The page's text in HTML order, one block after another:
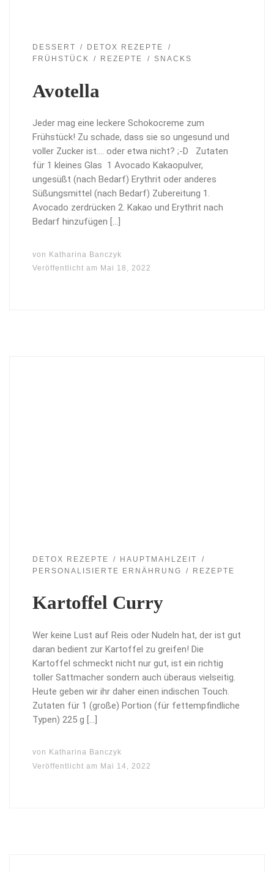
DESSERT
DETOX REZEPTE
FRÜHSTÜCK
REZEPTE SNACKS
Avotella
Jeder mag eine leckere Schokocreme zum
Frühstück! Zu schade, dass sie so ungesund und
voller Zucker ist…. oder etwa nicht? ;-D Zutaten
für 1 kleines Glas 1 Avocado Kakaopulver,
ungesüßt (nach Bedarf) Erythrit oder anderes
Süßungsmittel (nach Bedarf) Zubereitung 1.
Avocado zerdrücken 2. Kakao und Erythrit nach
Bedarf hinzufügen […]
von Katharina Banczyk
Veröffentlicht am Mai 18, 2022
DETOX REZEPTE
HAUPTMAHLZEIT
PERSONALISIERTE ERNÄHRUNG
REZEPTE
Kartoffel Curry
Wer keine Lust auf Reis oder Nudeln hat, der ist gut
daran bedient zur Kartoffel zu greifen! Die
Kartoffel schmeckt nicht nur gut, ist ein richtig
toller Sattmacher sondern auch überaus vielseitig.
Heute geben wir ihr daher einen indischen Touch.
Zutaten für 1 (große) Portion (für fettempfindliche
Typen) 225 g […]
von Katharina Banczyk
Veröffentlicht am Mai 14, 2022